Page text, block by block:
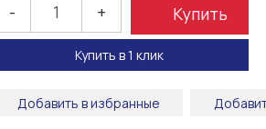
- + Купить
Купить в 1 клик
Добавить в избранные